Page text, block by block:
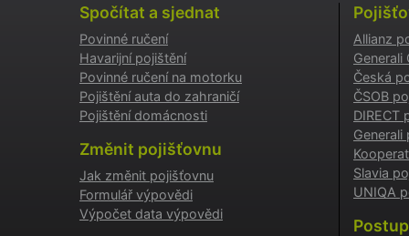
Spočítat a sjednat
Povinné ručení
Havarijní pojištění
Povinné ručení na motorku
Pojištění auta do zahraničí
Pojištění domácnosti
Změnit pojišťovnu
Jak změnit pojišťovnu
Formulář výpovědi
Výpočet data výpovědi
Allianz
Generali
Česká
ČSOB
DIRECT
Generali
Slavia
UNIQA
testing